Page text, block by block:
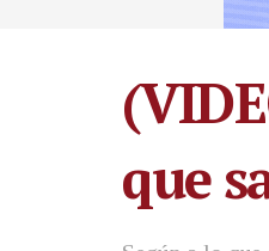
que